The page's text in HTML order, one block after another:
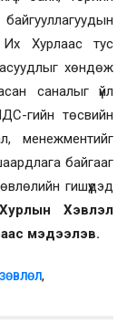
Их Хурлаас тус
асуудлыг хөндөж
саналыг үйл
гийн төсвийн
менежментийг
байгааг
гишүүдэд
Хэвлэл
мэдээлэв.
,